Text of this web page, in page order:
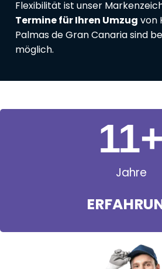
Flexibilität ist unser
Termine für Ihren Umzug von
Palmas de Gran Canaria sind
möglich.
Jahre
11+